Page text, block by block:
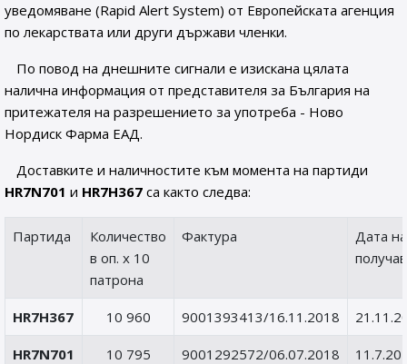
уведомяване (Rapid Alert System) от Европейската агенция
по лекарствата или други държави членки.
По повод на днешните сигнали е изискана цялата
налична информация от представителя за България на
притежателя на разрешението за употреба - Ново
Нордиск Фарма ЕАД.
Доставките и наличностите към момента на партиди
HR7N701 и HR7H367 са както следва:
Партида
Количество
в оп. х 10
патрона
Фактура
Дата на
HR7H367 10 960 9001393413/16.11.2018
HR7N701 10 795 9001292572/06.07.2018